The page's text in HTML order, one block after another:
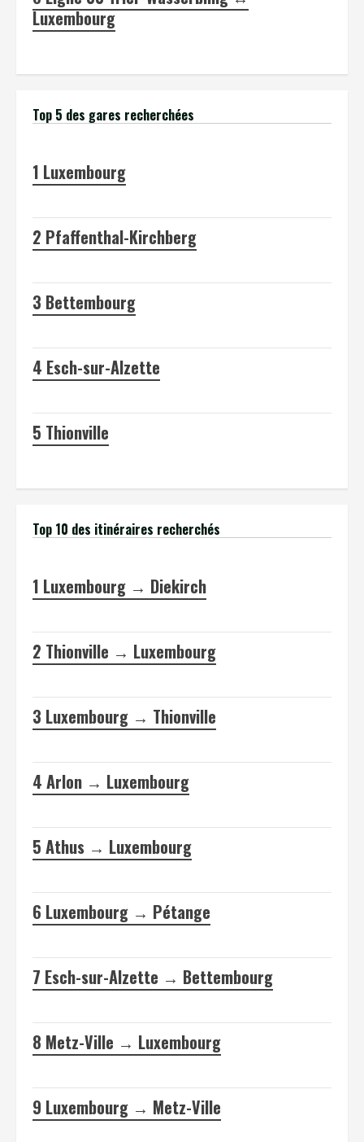
Luxembourg
Top 5 des gares recherchées
1 Luxembourg
2 Pfaffenthal-Kirchberg
3 Bettembourg
4 Esch-sur-Alzette
5 Thionville
Top 10 des itinéraires recherchés
1 Luxembourg → Diekirch
2 Thionville → Luxembourg
3 Luxembourg → Thionville
4 Arlon → Luxembourg
5 Athus → Luxembourg
6 Luxembourg → Pétange
7 Esch-sur-Alzette → Bettembourg
8 Metz-Ville → Luxembourg
9 Luxembourg → Metz-Ville